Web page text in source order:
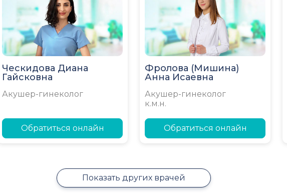
Ческидова Диана
Гайсковна
Акушер-гинеколог
Обратиться онлайн
Фролова (Мишина)
Анна Исаевна
Акушер-гинеколог
к.м.н.
Обратиться онлайн
Показать других врачей